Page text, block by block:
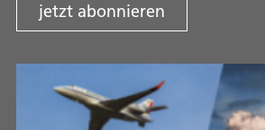
jetzt abonnieren